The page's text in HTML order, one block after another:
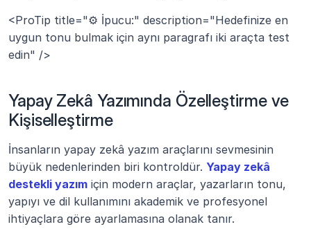
<ProTip title="⚙️ İpucu:" description="Hedefinize en
uygun tonu bulmak için aynı paragrafı iki araçta test
edin" />
Yapay Zekâ Yazımında Özelleştirme ve
Kişiselleştirme
İnsanların yapay zekâ yazım araçlarını sevmesinin
büyük nedenlerinden biri kontroldür. Yapay zekâ
destekli yazım için modern araçlar, yazarların tonu,
yapıyı ve dil kullanımını akademik ve profesyonel
ihtiyaçlara göre ayarlamasına olanak tanır.